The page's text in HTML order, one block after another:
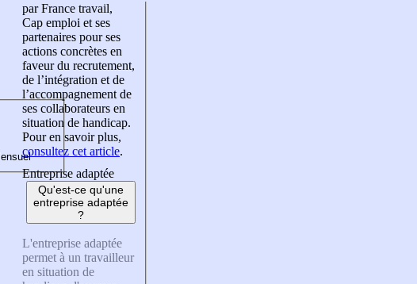
par France travail,
Cap emploi et ses
partenaires pour ses
actions concrètes en
faveur du recrutement,
de l’intégration et de
l’accompagnement de
ses collaborateurs en
situation de handicap.
Pour en savoir plus,
consultez cet article.
Entreprise adaptée
Qu'est-ce qu'une
entreprise adaptée
?
L'entreprise adaptée
permet à un travailleur
en situation de